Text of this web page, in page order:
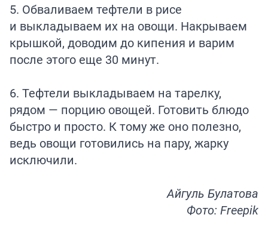
5. Обваливаем тефтели в рисе
и выкладываем их на овощи. Накрываем
крышкой, доводим до кипения и варим
после этого еще 30 минут.
6. Тефтели выкладываем на тарелку,
рядом — порцию овощей. Готовить блюдо
быстро и просто. К тому же оно полезно,
ведь овощи готовились на пару, жарку
исключили.
Айгуль Булатова
Фото: Freepik